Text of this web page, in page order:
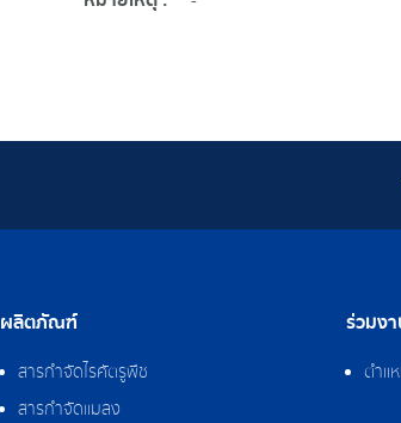
ผลิตภัณฑ์
สารกำจัดไรศัตรูพืช
สารกำจัดแมลง
ร่วมง
ตำแ